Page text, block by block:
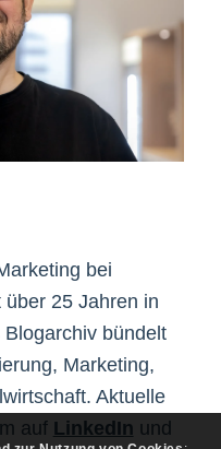
bei
25 Jahren in
bündelt
Marketing,
Aktuelle
auf LinkedIn und